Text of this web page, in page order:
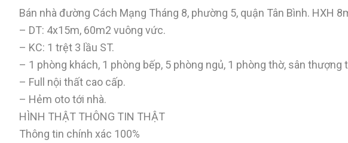
Bán nhà đường Cách Mạng Tháng 8, phường 5, quận Tân Bình. HXH
– DT: 4x15m, 60m2 vuông vức.
– KC: 1 trệt 3 lầu ST.
– 1 phòng khách, 1 phòng bếp, 5 phòng ngủ, 1 phòng thờ, sân thượng
– Full nội thất cao cấp.
– Hẻm oto tới nhà.
HÌNH THẬT THÔNG TIN THẬT
Thông tin chính xác 100%